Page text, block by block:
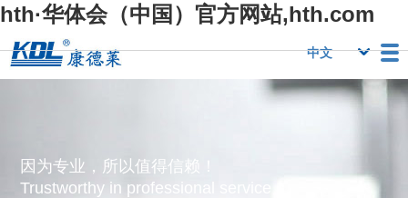
hth·华体会（中国）官方网站,hth.com
栏目
站,hth.com
站,hth.com
国）官方网
因为专业，所以值得信赖！
Trustworthy in professional service！